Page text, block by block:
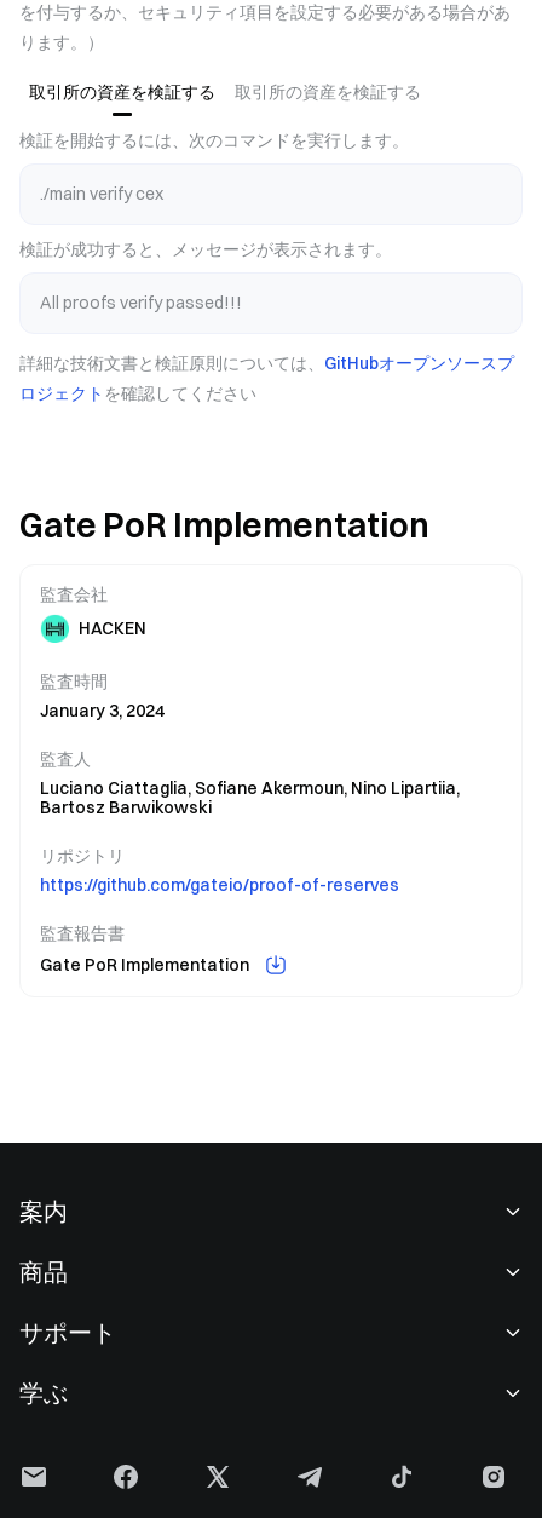
を付与するか、セキュリティ項目を設定する必要がある場合があ
ります。）
取引所の資産を検証する 取引所の資産を検証する
検証を開始するには、次のコマンドを実行します。
./main verify cex
検証が成功すると、メッセージが表示されます。
All proofs verify passed!!!
詳細な技術文書と検証原則については、 GitHubオープンソースプ
ロジェクト を確認してください
Gate PoR Implementation
監査会社
HACKEN
監査時間
January 3, 2024
監査人
Luciano Ciattaglia, Sofiane Akermoun, Nino Lipartiia,
Bartosz Barwikowski
リポジトリ
https://github.com/gateio/proof-of-reserves
監査報告書
Gate PoR Implementation
案内
ニュースルーム
F1 Oracle Red Bull Racing 公式スポンサー
商品
現物取引
投資センター
サポート
学ぶ
Gateニュース